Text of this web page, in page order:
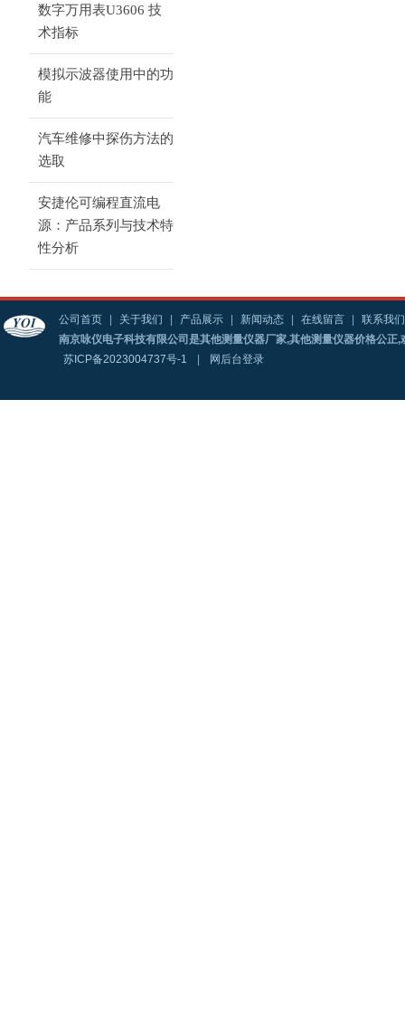
数字万用表U3606 技
术指标
模拟示波器使用中的功
能
汽车维修中探伤方法的
选取
安捷伦可编程直流电
源：产品系列与技术特
性分析
公司首页 关于我们 产品展示 新闻动态 在线留言
联系我们
南京咏仪电子科技有限公司是其他测量仪器厂家,其他测量仪器价格公正
苏ICP备2023004737号-1
网后台登录